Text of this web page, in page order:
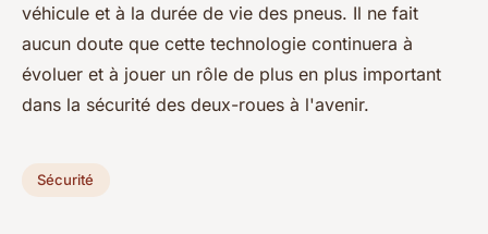
véhicule et à la durée de vie des pneus. Il ne fait
aucun doute que cette technologie continuera à
évoluer et à jouer un rôle de plus en plus important
dans la sécurité des deux-roues à l'avenir.
Sécurité